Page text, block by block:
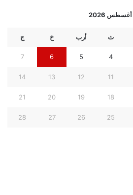
أغسطس 2026
ث أرب خ ج
4
5
6
7
11
12
13
14
18
19
20
21
25
26
27
28